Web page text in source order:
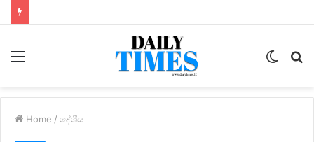
Menu
Switch
Home / දේශීය